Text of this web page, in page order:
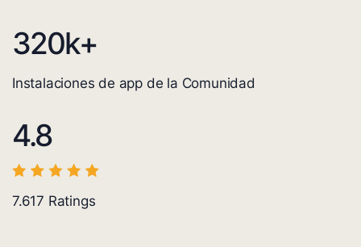
320k+
Instalaciones de app de la Comunidad
4.8
7.617 Ratings